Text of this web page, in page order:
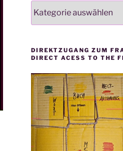
DIREKTZUGANG ZUM
DIRECT ACESS TO THE